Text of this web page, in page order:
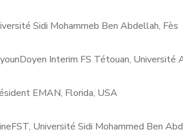
Sidi Mohammeb Ben Abdellah, Fès
Doyen Interim FS Tétouan, Université
EMAN, Florida, USA
FST, Université Sidi Mohammed Ben